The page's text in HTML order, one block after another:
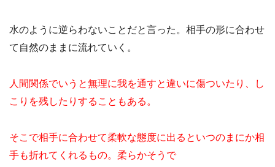
水のように逆らわないことだと言った。相手の形に合わせ
て自然のままに流れていく。
人間関係でいうと無理に我を通すと違いに傷ついたり、し
こりを残したりすることもある。
そこで相手に合わせて柔軟な態度に出るといつのまにか相
手も折れてくれるもの。柔らかそうで